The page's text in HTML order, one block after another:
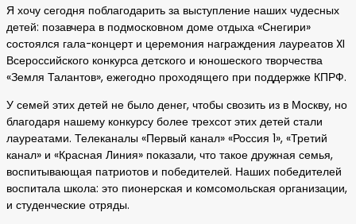
Я хочу сегодня поблагодарить за выступление наших чудесных
детей: позавчера в подмосковном доме отдыха «Снегири»
состоялся гала-концерт и церемония награждения лауреатов XI
Всероссийского конкурса детского и юношеского творчества
«Земля Талантов», ежегодно проходящего при поддержке КПРФ.
У семей этих детей не было денег, чтобы свозить из в Москву, но
благодаря нашему конкурсу более трехсот этих детей стали
лауреатами. Телеканалы «Первый канал» «Россия 1», «Третий
канал» и «Красная Линия» показали, что такое дружная семья,
воспитывающая патриотов и победителей. Наших победителей
воспитала школа: это пионерская и комсомольская организации,
и студенческие отряды.